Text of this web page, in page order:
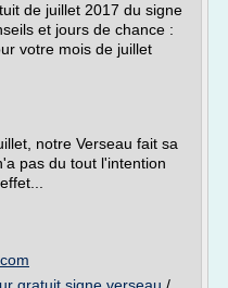
de juillet 2017 du signe
et jours de chance :
votre mois de juillet
notre Verseau fait sa
pas du tout l'intention